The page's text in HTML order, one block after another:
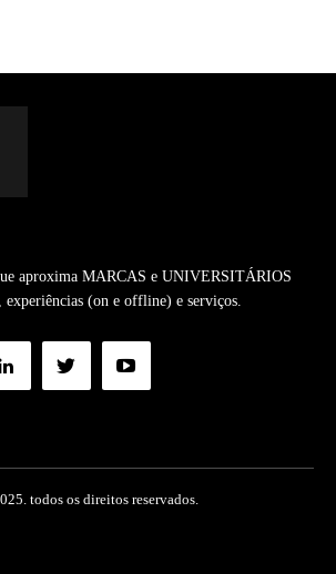
aproxima MARCAS e UNIVERSITÁRIOS
(on e offline) e serviços.
todos os direitos reservados.